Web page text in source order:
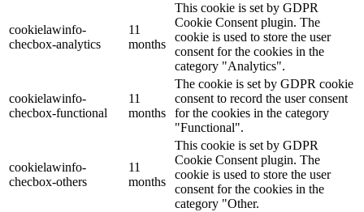
cookielawinfo-
checbox-analytics
11
months
This cookie is set by GDPR
Cookie Consent plugin. The
cookie is used to store the user
consent for the cookies in the
category "Analytics".
cookielawinfo-
checbox-functional
11
months
The cookie is set by GDPR cookie
consent to record the user consent
for the cookies in the category
"Functional".
cookielawinfo-
checbox-others
11
months
This cookie is set by GDPR
Cookie Consent plugin. The
cookie is used to store the user
consent for the cookies in the
category "Other.